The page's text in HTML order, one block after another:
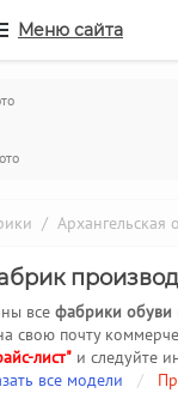
Меню сайта
/ Архангельская
все фабрики обуви
свою почту
лист" и следуйте
все модели
/